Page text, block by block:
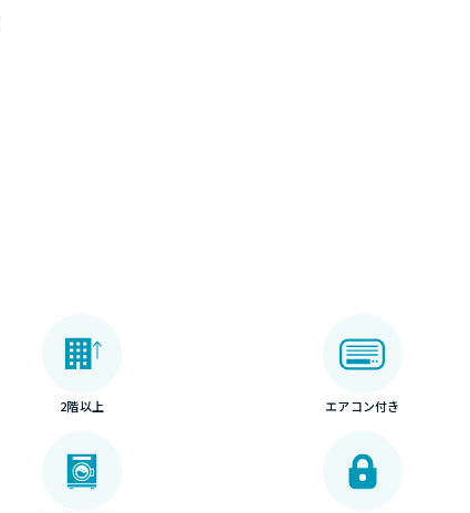
2階以上 エアコン付き